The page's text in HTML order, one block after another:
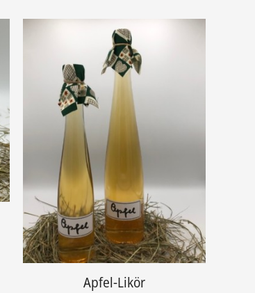
Apfel-Likör